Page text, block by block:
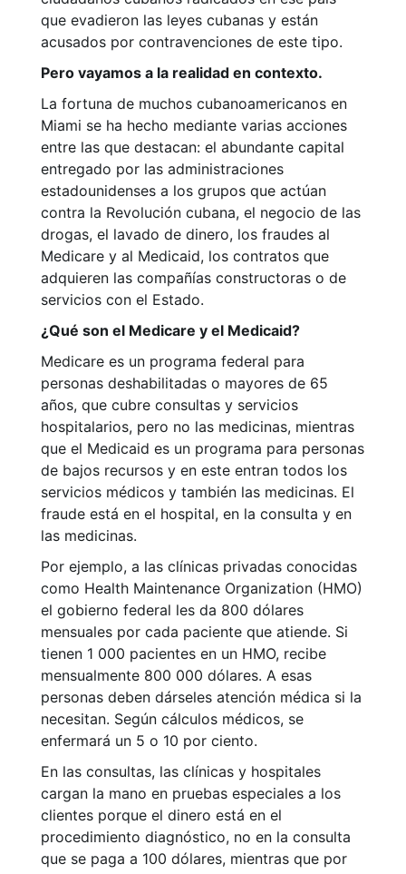
que evadieron las leyes cubanas y están
acusados por contravenciones de este tipo.
Pero vayamos a la realidad en contexto.
La fortuna de muchos cubanoamericanos en
Miami se ha hecho mediante varias acciones
entre las que destacan: el abundante capital
entregado por las administraciones
estadounidenses a los grupos que actúan
contra la Revolución cubana, el negocio de las
drogas, el lavado de dinero, los fraudes al
Medicare y al Medicaid, los contratos que
adquieren las compañías constructoras o de
servicios con el Estado.
¿Qué son el Medicare y el Medicaid?
Medicare es un programa federal para
personas deshabilitadas o mayores de 65
años, que cubre consultas y servicios
hospitalarios, pero no las medicinas, mientras
que el Medicaid es un programa para personas
de bajos recursos y en este entran todos los
servicios médicos y también las medicinas. El
fraude está en el hospital, en la consulta y en
las medicinas.
Por ejemplo, a las clínicas privadas conocidas
como Health Maintenance Organization (HMO)
el gobierno federal les da 800 dólares
mensuales por cada paciente que atiende. Si
tienen 1 000 pacientes en un HMO, recibe
mensualmente 800 000 dólares. A esas
personas deben dárseles atención médica si la
necesitan. Según cálculos médicos, se
enfermará un 5 o 10 por ciento.
En las consultas, las clínicas y hospitales
cargan la mano en pruebas especiales a los
clientes porque el dinero está en el
procedimiento diagnóstico, no en la consulta
que se paga a 100 dólares, mientras que por